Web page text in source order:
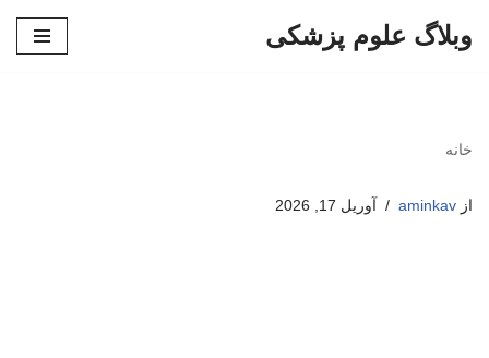
وبلاگ علوم پزشکی
خانه
از aminkav آوریل 17, 2026